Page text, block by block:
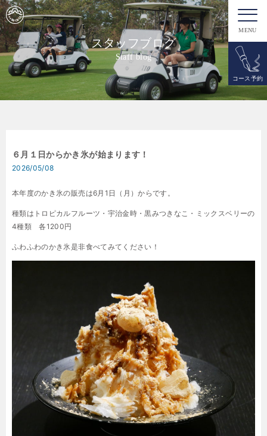
MENU
コース予約
スタッフブログ
Staff blog
６月１日からかき氷が始まります！
2026/05/08
本年度のかき氷の販売は6月1日（月）からです。
種類はトロピカルフルーツ・宇治金時・黒みつきなこ・ミックスベリーの
4種類 各1200円
ふわふわのかき氷是非食べてみてください！